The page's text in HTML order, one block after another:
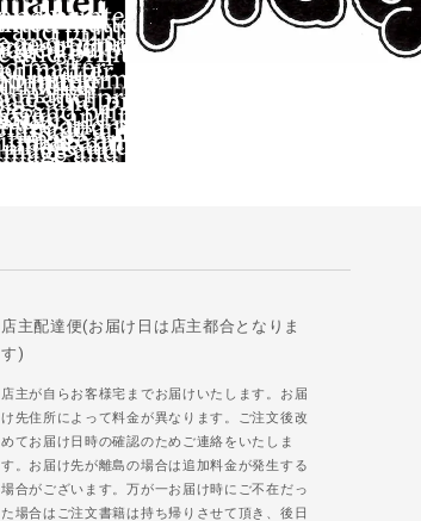
店主配達便(お届け日は店主都合となりま
す)
店主が自らお客様宅までお届けいたします。お届
け先住所によって料金が異なります。ご注文後改
めてお届け日時の確認のためご連絡をいたしま
す。お届け先が離島の場合は追加料金が発生する
場合がございます。万が一お届け時にご不在だっ
た場合はご注文書籍は持ち帰りさせて頂き、後日